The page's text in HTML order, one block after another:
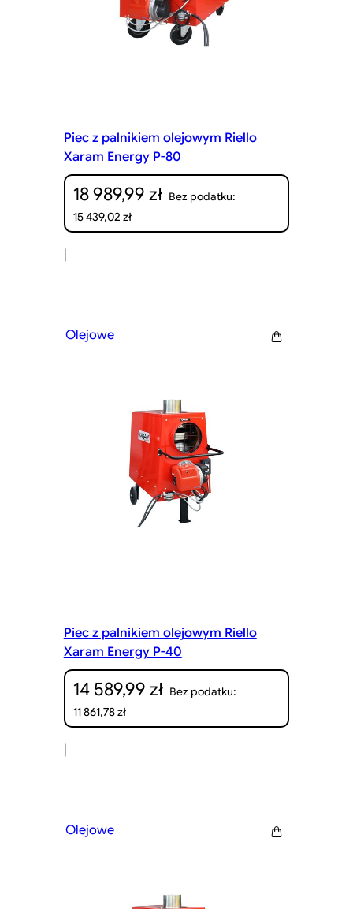
Piec z palnikiem olejowym Riello
Xaram Energy P-80
18 989,99 zł Bez podatku:
15 439,02 zł
|
Olejowe
Piec z palnikiem olejowym Riello
Xaram Energy P-40
14 589,99 zł Bez podatku:
11 861,78zł
|
Olejowe